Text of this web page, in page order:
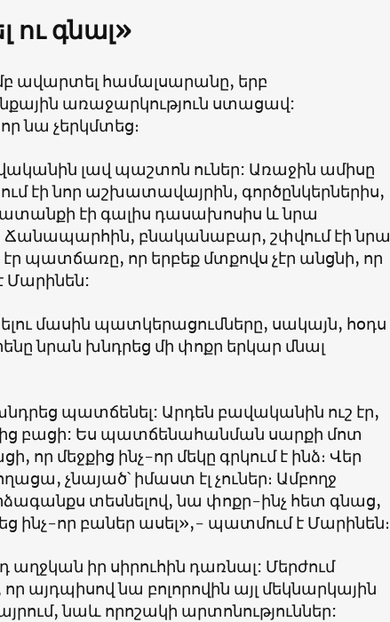
ու գնալ»
ավարտել համալսարանը, երբ
առաջարկություն ստացավ:
նա չերկմտեց։
լավ պաշտոն ուներ: Առաջին ամիսը
էի նոր աշխատավայրին, գործընկերներիս,
էի գալիս դասախոսիս և նրա
Ճանապարհին, բնականաբար, շփվում էի նրա
պատճառը, որ երբեք մտքովս չէր անցնի, որ
Մարինեն:
մասին պատկերացումները, սակայն, հօդս
նրան խնդրեց մի փոքր երկար մնալ
պատճենել: Արդեն բավականին ուշ էր,
բացի: Ես պատճենահանման սարքի մոտ
որ մեջքից ինչ-որ մեկը գրկում է ինձ։ Վեր
չնայած՝ իմաստ էլ չուներ։ Ամբողջ
տեսնելով, նա փոքր-ինչ հետ գնաց,
ինչ-որ բաներ ասել»,- պատմում է Մարինեն։
իր սիրուհին դառնալ: Մերժում
այդպիսով նա բոլորովին այլ մեկնարկային
նաև որոշակի արտոնություններ: